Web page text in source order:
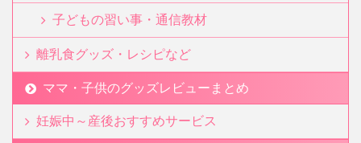
子どもの習い事・通信教材
離乳食グッズ・レシピなど
ママ・子供のグッズレビューまとめ
妊娠中～産後おすすめサービス